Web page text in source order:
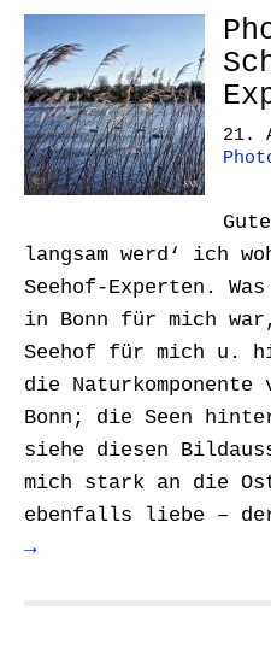
21.
langsam werd‘ ich
Seehof-Experten.
in Bonn für mich
Seehof für mich u.
die
Bonn; die Seen
siehe diesen
mich stark an die
ebenfalls liebe – der
→